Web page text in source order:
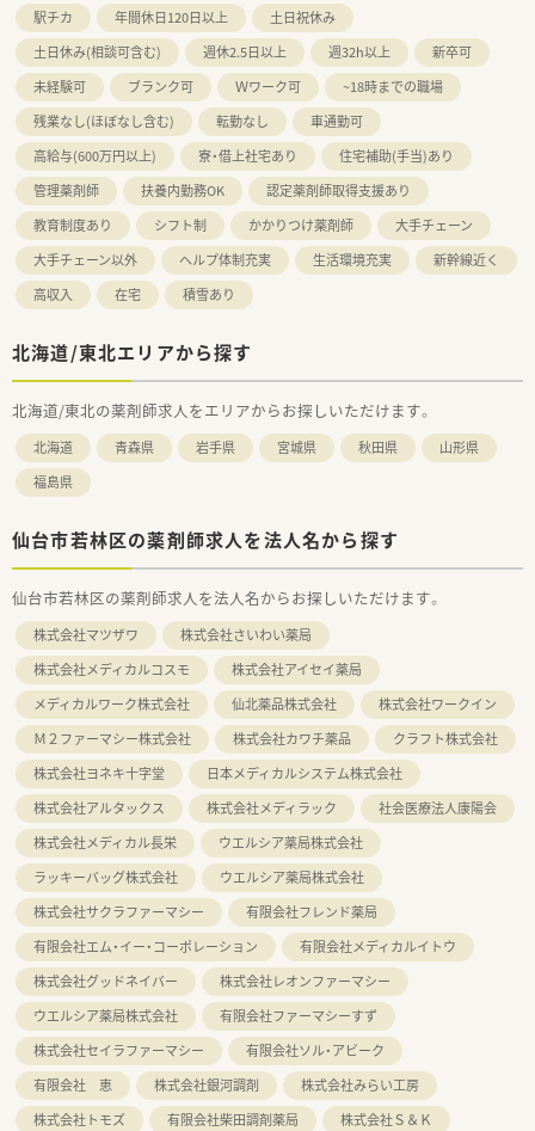
駅チカ 年間休日120日以上
土日祝休み
土日休み(相談可含む)
週休2.5日以上 週32h以上
新卒可
未経験可
ブランク可 Ｗワーク可
~18時までの職場
残業なし(ほぼなし含む)
転勤なし
車通勤可
高給与(600万円以上)
寮・借上社宅あり
住宅補助(手当)あり
管理薬剤師
扶養内勤務OK
認定薬剤師取得支援あり
教育制度あり
シフト制 かかりつけ薬剤師
大手チェーン
大手チェーン以外
ヘルプ体制充実 生活環境充実
新幹線近く
高収入
在宅 積雪あり
北海道/東北エリアから探す
北海道/東北の薬剤師求人をエリアからお探しいただけます。
北海道 青森県 岩手県 宮城県 秋田県
山形県
福島県
仙台市若林区の薬剤師求人を法人名から探す
仙台市若林区の薬剤師求人を法人名からお探しいただけます。
株式会社マツザワ
株式会社さいわい薬局
株式会社メディカルコスモ
株式会社アイセイ薬局
メディカルワーク株式会社
仙北薬品株式会社
株式会社ワークイン
Ｍ２ファーマシー株式会社
株式会社カワチ薬品
クラフト株式会社
株式会社ヨネキ十字堂
日本メディカルシステム株式会社
株式会社アルタックス
株式会社メディラック
社会医療法人康陽会
株式会社メディカル長栄
ウエルシア薬局株式会社
ラッキーバッグ株式会社
ウエルシア薬局株式会社
株式会社サクラファーマシー
有限会社フレンド薬局
有限会社エム・イー・コーポレーション
有限会社メディカルイトウ
株式会社グッドネイバー
株式会社レオンファーマシー
ウエルシア薬局株式会社
有限会社ファーマシーすず
株式会社セイラファーマシー
有限会社ソル・アビーク
有限会社 恵
株式会社銀河調剤
株式会社みらい工房
株式会社トモズ
有限会社柴田調剤薬局 株式会社Ｓ＆Ｋ